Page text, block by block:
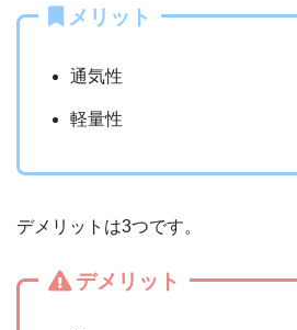
メリット
通気性
軽量性
デメリットは3つです。
デメリット